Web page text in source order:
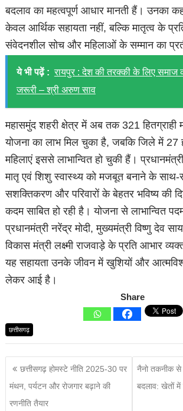
बदलाव का महत्वपूर्ण आधार मानती हैं। उनका
केवल आर्थिक सहायता नहीं, बल्कि मातृत्व के
संवेदनशील सोच और महिलाओं के सम्मान का
ये भी पढ़ें : रायपुर : देश की तरक्की के लिए समाज
जरूरी – श्री अरुण साव
महासमुंद शहरी क्षेत्र में अब तक 321 हितग्राही
योजना का लाभ मिल चुका है, जबकि जिले में
महिलाएं इससे लाभान्वित हो चुकी हैं।
मातृ एवं शिशु स्वास्थ्य को मजबूत बनाने के
सशक्तिकरण और परिवारों के बेहतर भविष्य की
कदम साबित हो रही है। योजना से लाभान्वित
प्रधानमंत्री नरेंद्र मोदी, मुख्यमंत्री विष्णु देव
विकास मंत्री लक्ष्मी राजवाड़े के प्रति आभार
यह सहायता उनके जीवन में खुशियों और
लेकर आई है।
Share
छत्तीसगढ़
छत्तीसगढ़ होमस्टे नीति 2025-30 पर
मंथन, पर्यटन और रोजगार बढ़ाने की
रणनीति तैयार
नैनो तकनीक से
बदलाव: खेतों में